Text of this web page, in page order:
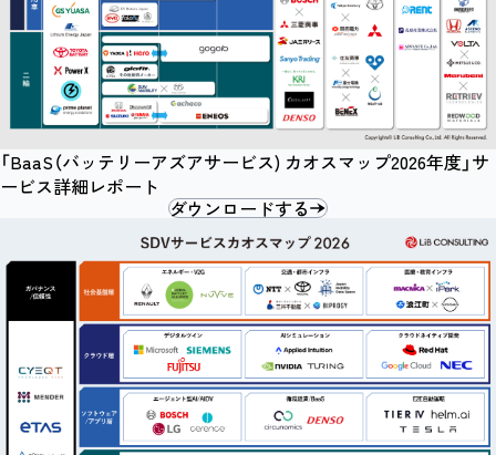
「BaaS（バッテリーアズアサービス) カオスマップ2026年度」サ
ービス詳細レポート
ダウンロードする